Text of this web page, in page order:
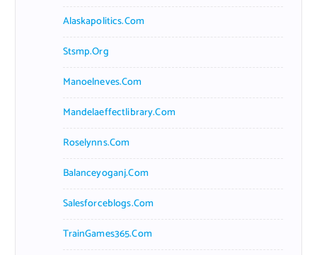
Alaskapolitics.com
Stsmp.org
Manoelneves.com
Mandelaeffectlibrary.com
Roselynns.com
Balanceyoganj.com
Salesforceblogs.com
TrainGames365.com